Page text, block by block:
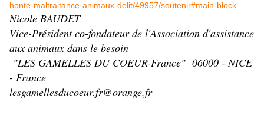
honte-maltraitance-animaux-delit/49957/soutenir#main-block
Nicole BAUDET
Vice-Président co-fondateur de l'Association d'assistance
aux animaux dans le besoin
"LES GAMELLES DU COEUR-France" 06000 - NICE
- France
lesgamellesducoeur.fr@orange.fr